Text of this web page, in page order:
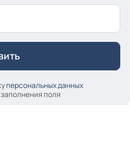
персональных данных
поля